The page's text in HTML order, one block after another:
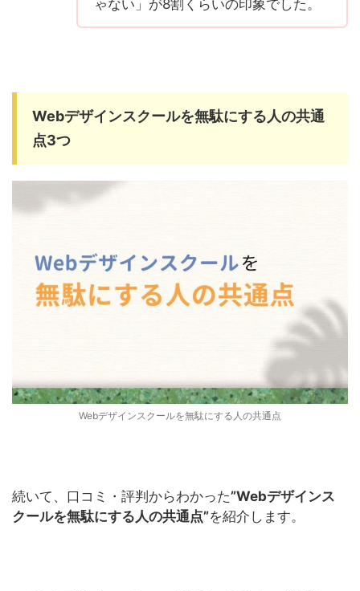
ゃない」が8割くらいの印象でした。
Webデザインスクールを無駄にする人の共通
点3つ
Webデザインスクールを無駄にする人の共通点
続いて、口コミ・評判からわかった”Webデザインス
クールを無駄にする人の共通点”を紹介します。